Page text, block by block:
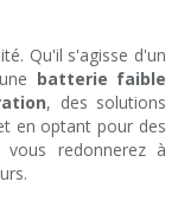
Qu'il s'agisse d'un
batterie faible
, des solutions
en optant pour des
vous redonnerez à